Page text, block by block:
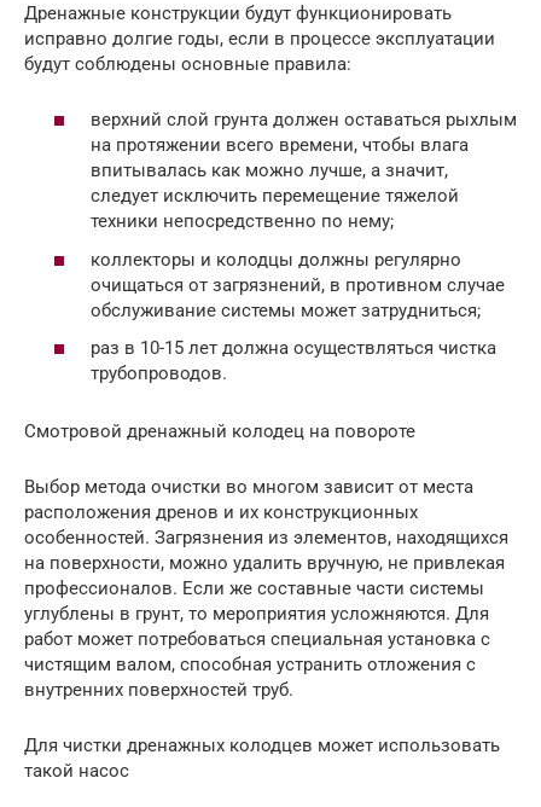
Дренажные конструкции будут функционировать
исправно долгие годы, если в процессе эксплуатации
будут соблюдены основные правила:
верхний слой грунта должен оставаться рыхлым
на протяжении всего времени, чтобы влага
впитывалась как можно лучше, а значит,
следует исключить перемещение тяжелой
техники непосредственно по нему;
коллекторы и колодцы должны регулярно
очищаться от загрязнений, в противном случае
обслуживание системы может затрудниться;
раз в 10-15 лет должна осуществляться чистка
трубопроводов.
Смотровой дренажный колодец на повороте
Выбор метода очистки во многом зависит от места
расположения дренов и их конструкционных
особенностей. Загрязнения из элементов, находящихся
на поверхности, можно удалить вручную, не привлекая
профессионалов. Если же составные части системы
углублены в грунт, то мероприятия усложняются. Для
работ может потребоваться специальная установка с
чистящим валом, способная устранить отложения с
внутренних поверхностей труб.
Для чистки дренажных колодцев может использовать
такой насос